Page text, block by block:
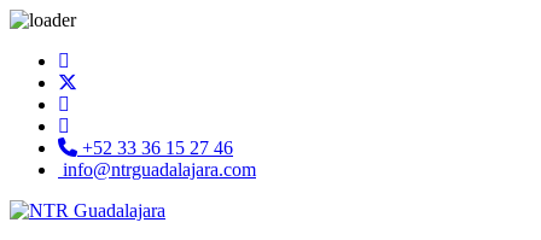
+52 33 36 15 27 46
info@ntrguadalajara.com